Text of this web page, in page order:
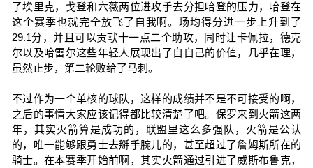
了埃里克，戈登和六薇两位进攻手去分担哈登的压力，哈登在
这个赛季也就完全放飞了自我啊。场均得分进一步上升到了
29.1分，并且可以贡献十一点二个助攻，同时让卡佩拉，德克
尔以及哈雷尔这些年轻人展现出了自自己的价值，几乎在理，
虽然止步，第二轮败给了马刺。
不过作为一个单核的球队，这样的成绩并不是不可接受的啊，
之后的事情大家应该记得都比较清楚了吧。保罗来到火箭这两
年，其实火箭算是成功的，联盟里这么多强队，火箭是公认
的，唯一能够跟勇士去掰手腕儿的，甚至超过了詹姆斯所在的
骑士。在本赛季开始前啊，其实火箭通过引进了威斯布鲁克，